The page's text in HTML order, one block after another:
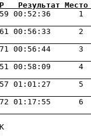
ГР
00:52:36
00:56:33
00:56:44
00:58:09
01:01:27